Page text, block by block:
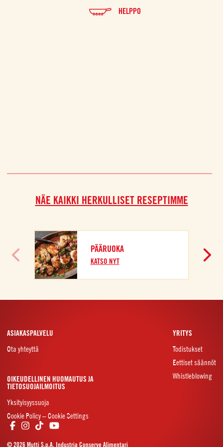
HELPPO
NÄE KAIKKI HERKULLISET RESEPTIMME
PÄÄRUOKA
KATSO NYT
ASIAKASPALVELU
Ota yhteyttä
YRITYS
Todistukset
Eettiset säännöt
Whistleblowing
OIKEUDELLINEN HUOMAUTUS JA
TIETOSUOJAILMOITUS
Yksityisyyssuoja
Cookie Policy – Cookie Settings
© 2026 Mutti S.p.A. Industria Conserve Alimentari